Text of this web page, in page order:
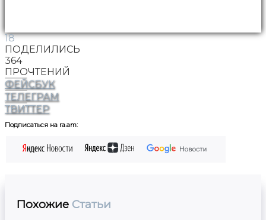
18
ПОДЕЛИЛИСЬ
364
ПРОЧТЕНИЙ
ФЕЙСБУК
ТЕЛЕГРАМ
ТВИТТЕР
Подписаться на ra.am:
Похожие Статьи